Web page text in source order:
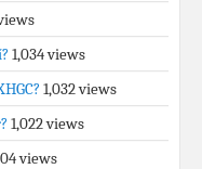
1,034 views
1,032 views
1,022 views
views